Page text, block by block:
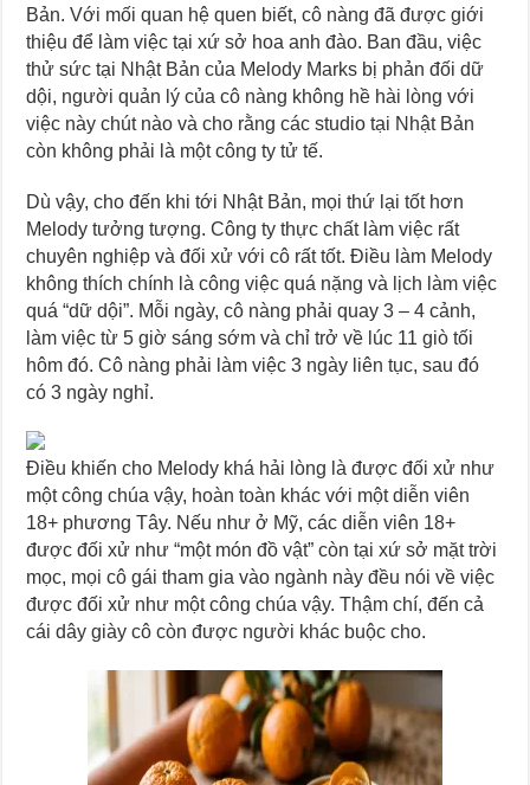
Bản. Với mối quan hệ quen biết, cô nàng đã được giới
thiệu để làm việc tại xứ sở hoa anh đào. Ban đầu, việc
thử sức tại Nhật Bản của Melody Marks bị phản đối dữ
dội, người quản lý của cô nàng không hề hài lòng với
việc này chút nào và cho rằng các studio tại Nhật Bản
còn không phải là một công ty tử tế.
Dù vậy, cho đến khi tới Nhật Bản, mọi thứ lại tốt hơn
Melody tưởng tượng. Công ty thực chất làm việc rất
chuyên nghiệp và đối xử với cô rất tốt. Điều làm Melody
không thích chính là công việc quá nặng và lịch làm việc
quá “dữ dội”. Mỗi ngày, cô nàng phải quay 3 – 4 cảnh,
làm việc từ 5 giờ sáng sớm và chỉ trở về lúc 11 giò tối
hôm đó. Cô nàng phải làm việc 3 ngày liên tục, sau đó
có 3 ngày nghỉ.
Điều khiến cho Melody khá hải lòng là được đối xử như
một công chúa vậy, hoàn toàn khác với một diễn viên
18+ phương Tây. Nếu như ở Mỹ, các diễn viên 18+
được đối xử như “một món đồ vật” còn tại xứ sở mặt trời
mọc, mọi cô gái tham gia vào ngành này đều nói về việc
được đối xử như một công chúa vậy. Thậm chí, đến cả
cái dây giày cô còn được người khác buộc cho.